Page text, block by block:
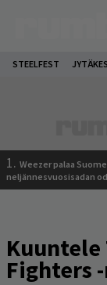
STEELFEST
1. Weezer palaa
neljännesvuosisadan
Kuuntele
Fighters